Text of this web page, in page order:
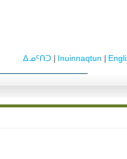
Inuinnaqtun
ᐃᓄᑦᑎᑐ